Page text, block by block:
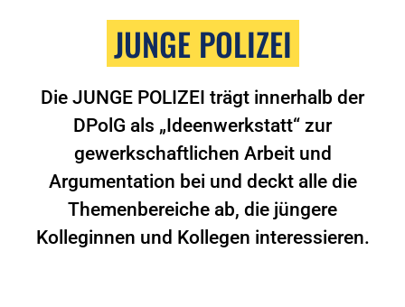
JUNGE POLIZEI
Die JUNGE POLIZEI trägt innerhalb der
DPolG als „Ideenwerkstatt“ zur
gewerkschaftlichen Arbeit und
Argumentation bei und deckt alle die
Themenbereiche ab, die jüngere
Kolleginnen und Kollegen interessieren.